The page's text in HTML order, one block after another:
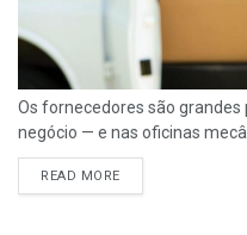
Os fornecedores são
negócio — e nas oficinas
READ MORE